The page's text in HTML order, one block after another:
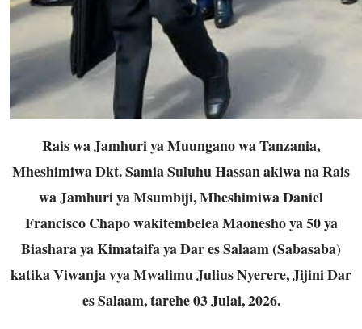
Rais wa Jamhuri ya Muungano wa Tanzania,
Mheshimiwa Dkt. Samia Suluhu Hassan akiwa na Rais
wa Jamhuri ya Msumbiji, Mheshimiwa Daniel
Francisco Chapo wakitembelea Maonesho ya 50 ya
Biashara ya Kimataifa ya Dar es Salaam (Sabasaba)
katika Viwanja vya Mwalimu Julius Nyerere, Jijini Dar
es Salaam, tarehe 03 Julai, 2026.